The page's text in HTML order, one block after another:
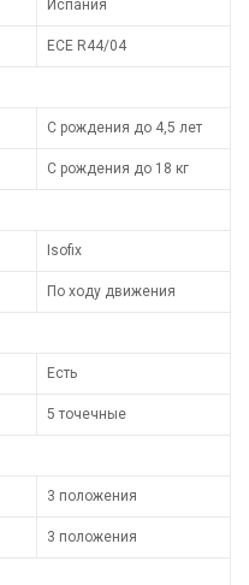
Испания
ECE R44/04
С рождения до 4,5 лет
С рождения до 18 кг
Isofix
По ходу движения
Есть
5 точечные
3 положения
3 положения